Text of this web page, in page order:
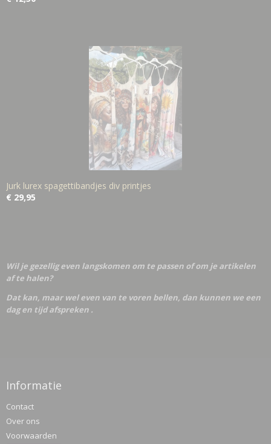
Jurk lurex spagettibandjes div printjes
€ 29,95
Wil je gezellig even langskomen om te passen of om je artikelen
af te halen?
Dat kan, maar wel even van te voren bellen, dan kunnen we een
dag en tijd afspreken .
Informatie
Contact
Over ons
Voorwaarden